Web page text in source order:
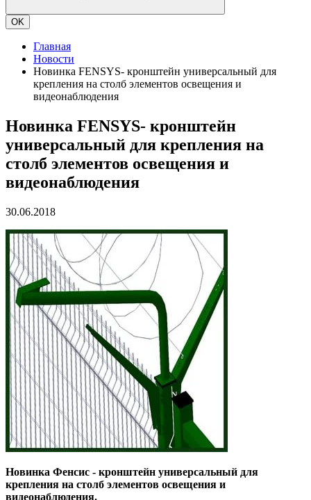
OK
Главная
Новости
Новинка FENSYS- кронштейн универсальный для
крепления на столб элементов освещения и
видеонаблюдения
Новинка FENSYS- кронштейн
универсальный для крепления на
столб элементов освещения и
видеонаблюдения
30.06.2018
Новинка Фенсис - кронштейн универсальный для
крепления на столб элементов освещения и
видеонаблюдения.